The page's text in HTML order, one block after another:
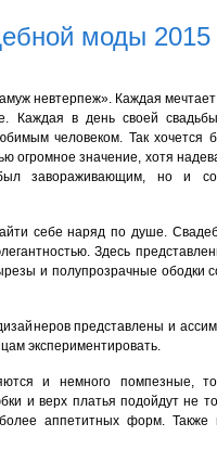
моды 2015
невтерпеж». Каждая
Каждая в день своей
человеком. Так хочется
огромное значение, хотя
завораживающим, но и
себе наряд по душе.
Здесь
и полупрозрачные ободки
представлены и
экспериментировать.
и немного помпезные,
и верх платья подойдут не
аппетитных форм. Также